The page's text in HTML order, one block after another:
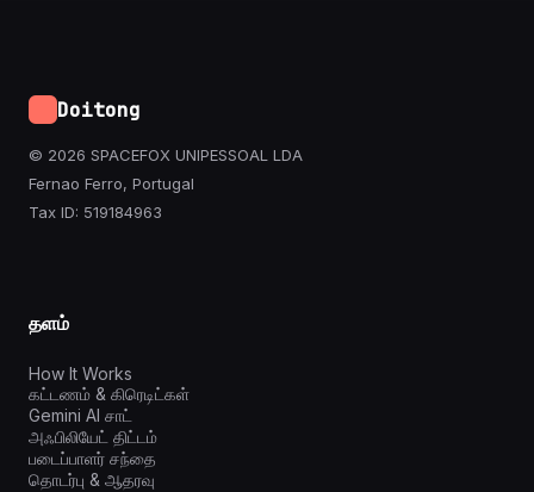
Doitong
© 2026 SPACEFOX UNIPESSOAL LDA
Fernao Ferro, Portugal
Tax ID: 519184963
தளம்
How It Works
கட்டணம் & கிரெடிட்கள்
Gemini AI சாட்
அஃபிலியேட் திட்டம்
படைப்பாளர் சந்தை
தொடர்பு & ஆதரவு